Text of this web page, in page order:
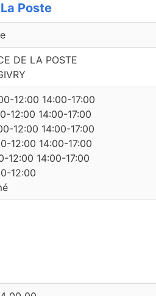
Poste
DE LA POSTE
12:00 14:00-17:00
12:00 14:00-17:00
12:00 14:00-17:00
12:00 14:00-17:00
12:00 14:00-17:00
12:00